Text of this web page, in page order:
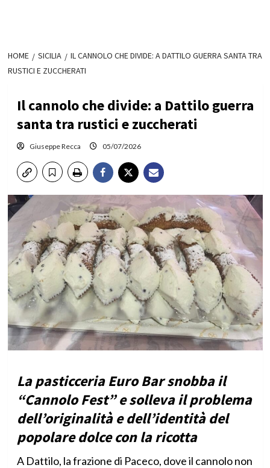
HOME SICILIA
IL CANNOLO CHE DIVIDE: A DATTILO GUERRA SANTA TRA
RUSTICI E ZUCCHERATI
Il cannolo che divide: a Dattilo guerra
santa tra rustici e zuccherati
Giuseppe Recca 05/07/2026
La pasticceria Euro Bar snobba il
“Cannolo Fest” e solleva il problema
dell’originalità e dell’identità del
popolare dolce con la ricotta
A Dattilo, la frazione di Paceco, dove il cannolo non